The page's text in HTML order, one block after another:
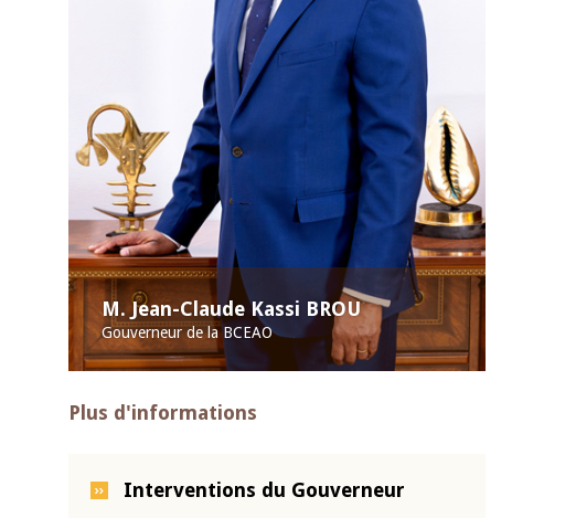
M. Jean-Claude Kassi BROU
Gouverneur de la BCEAO
Plus d'informations
Interventions du Gouverneur